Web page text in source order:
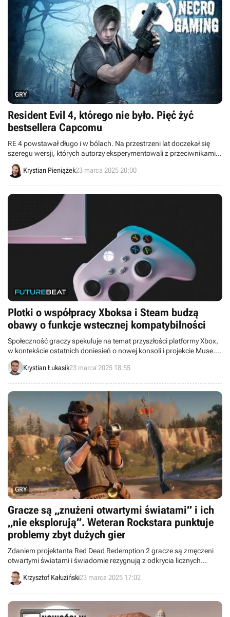
GRY
Resident Evil 4, którego nie było. Pięć żyć
bestsellera Capcomu
RE 4 powstawał długo i w bólach. Na przestrzeni lat doczekał się
szeregu wersji, których autorzy eksperymentowali z przeciwnikami,
mechaniką i pomysłami na fabułę. I choć dopiero piąta z nich była tą
finalną, pierwsza również ujrzała światło dzienne.
Krystian Pieniążek23 marca 2025 20:00
Plotki o współpracy Xboksa i Steam budzą
obawy o funkcje wstecznej kompatybilności
Społeczność graczy spekuluje na temat przyszłości platformy Xbox,
w kontekście ostatnich doniesień o nowej konsoli i projekcie Muse.
Podczas gdy partnerstwo z firmą Valve wydaje się coraz bardziej
prawdopodobne, niejasny pozostaje los biblioteki gier z poprzednich
Krystian Łukasik23 marca 2025 18:55
GRY
Gracze są „znużeni otwartymi światami” i ich
„nie eksplorują”. Weteran Rockstara punktuje
problemy zbyt dużych gier
Zdaniem projektanta Red Dead Redemption 2 gracze są zmęczeni
otwartymi światami i świadomie rezygnują z odkrycia licznych
znaczników widocznych na mapie. Były pracownik Rockstar Games
zdradził też, jak manipulować odbiorcami.
Krzysztof Kałuziński23 marca 2025 17:02